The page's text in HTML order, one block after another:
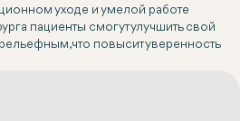
уходе и умелой работе
пациенты смогут улучшить свой
что повысит уверенность